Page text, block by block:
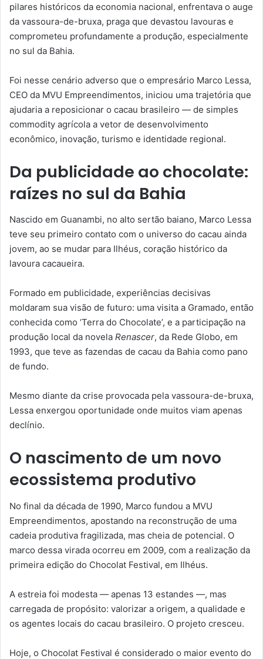
pilares históricos da economia nacional, enfrentava o auge
da vassoura-de-bruxa, praga que devastou lavouras e
comprometeu profundamente a produção, especialmente
no sul da Bahia.
Foi nesse cenário adverso que o empresário Marco Lessa,
CEO da MVU Empreendimentos, iniciou uma trajetória que
ajudaria a reposicionar o cacau brasileiro — de simples
commodity agrícola a vetor de desenvolvimento
econômico, inovação, turismo e identidade regional.
Da publicidade ao chocolate:
raízes no sul da Bahia
Nascido em Guanambi, no alto sertão baiano, Marco Lessa
teve seu primeiro contato com o universo do cacau ainda
jovem, ao se mudar para Ilhéus, coração histórico da
lavoura cacaueira.
Formado em publicidade, experiências decisivas
moldaram sua visão de futuro: uma visita a Gramado, então
conhecida como ‘Terra do Chocolate’, e a participação na
produção local da novela Renascer, da Rede Globo, em
1993, que teve as fazendas de cacau da Bahia como pano
de fundo.
Mesmo diante da crise provocada pela vassoura-de-bruxa,
Lessa enxergou oportunidade onde muitos viam apenas
declínio.
O nascimento de um novo
ecossistema produtivo
No final da década de 1990, Marco fundou a MVU
Empreendimentos, apostando na reconstrução de uma
cadeia produtiva fragilizada, mas cheia de potencial. O
marco dessa virada ocorreu em 2009, com a realização da
primeira edição do Chocolat Festival, em Ilhéus.
A estreia foi modesta — apenas 13 estandes —, mas
carregada de propósito: valorizar a origem, a qualidade e
os agentes locais do cacau brasileiro. O projeto cresceu.
Hoje, o Chocolat Festival é considerado o maior evento do